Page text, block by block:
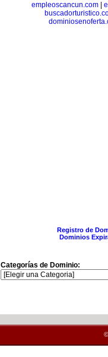
empleoscancun.com
Registro de
Dominios
Categorías de Dominio: